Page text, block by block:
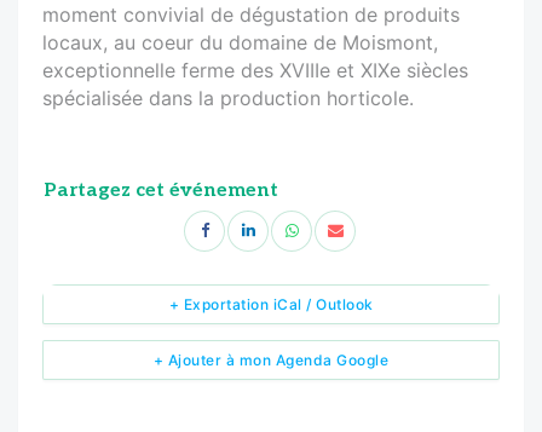
moment convivial de dégustation de produits
locaux, au coeur du domaine de Moismont,
exceptionnelle ferme des XVIIIe et XIXe siècles
spécialisée dans la production horticole.
Partagez cet événement
+ Ajouter à mon Agenda Google
+ Exportation iCal / Outlook